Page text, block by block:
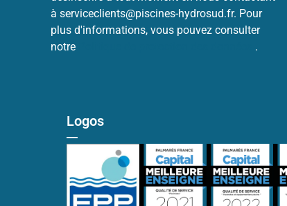
à serviceclients@piscines-hydrosud.fr. Pour
plus d'informations, vous pouvez consulter
notre
.
Logos